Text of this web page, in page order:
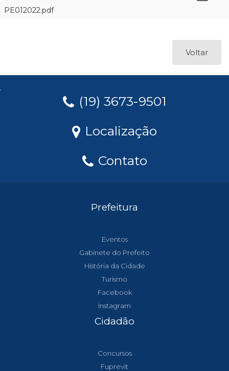
PE012022.pdf
Voltar
(19) 3673-9501
Localização
Contato
Prefeitura
Eventos
Gabinete do Prefeito
História da Cidade
Turismo
Facebook
Instagram
Cidadão
Concursos
Fuprevit